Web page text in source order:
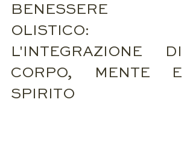
BENESSERE
OLISTICO:
L'INTEGRAZIONE DI
CORPO, MENTE E
SPIRITO